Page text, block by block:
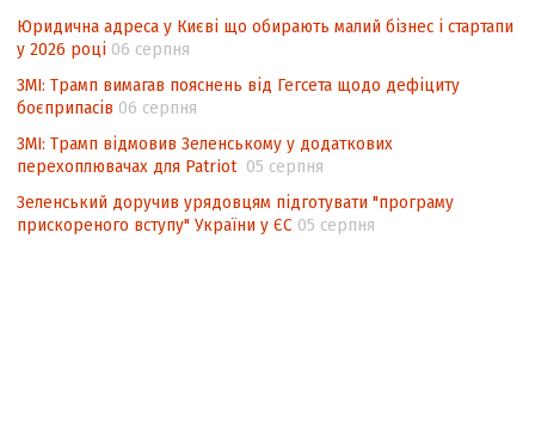
Юридична адреса у Києві що обирають малий бізнес і стартапи
у 2026 році 06 серпня
ЗМІ: Трамп вимагав пояснень від Гегсета щодо дефіциту
боєприпасів 06 серпня
ЗМІ: Трамп відмовив Зеленському у додаткових
перехоплювачах для Patriot 05 серпня
Зеленський доручив урядовцям підготувати "програму
прискореного вступу" України у ЄС 05 серпня